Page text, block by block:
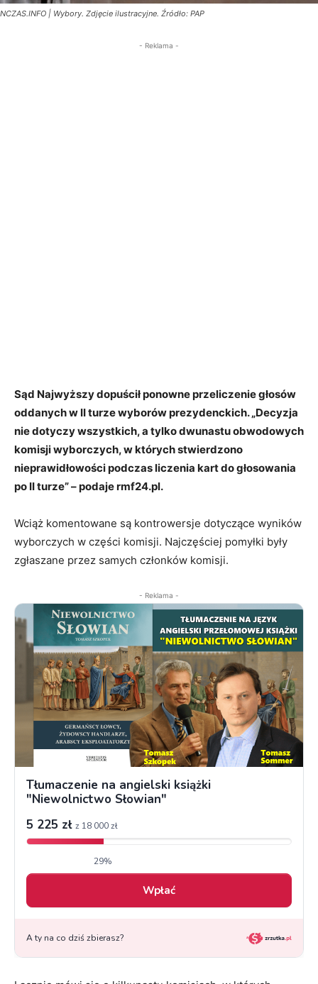
NCZAS.INFO | Wybory. Zdjęcie ilustracyjne. Źródło: PAP
- Reklama -
Sąd Najwyższy dopuścił ponowne przeliczenie głosów
oddanych w II turze wyborów prezydenckich. „Decyzja
nie dotyczy wszystkich, a tylko dwunastu obwodowych
komisji wyborczych, w których stwierdzono
nieprawidłowości podczas liczenia kart do głosowania
po II turze” – podaje rmf24.pl.
Wciąż komentowane są kontrowersje dotyczące wyników
wyborczych w części komisji. Najczęściej pomyłki były
zgłaszane przez samych członków komisji.
- Reklama -